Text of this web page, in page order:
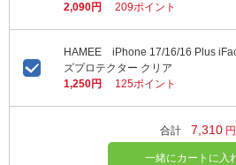
2,090円
209ポイント
HAMEE iPhone 17/16/16 Plus
ズプロテクター クリア
1,250円
125ポイント
合計 7,310 円
一緒にカートに入